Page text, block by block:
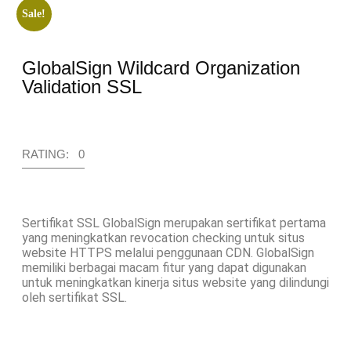
Sale!
GlobalSign Wildcard Organization
Validation SSL
RATING: 0
Sertifikat SSL GlobalSign merupakan sertifikat pertama
yang meningkatkan revocation checking untuk situs
website HTTPS melalui penggunaan CDN. GlobalSign
memiliki berbagai macam fitur yang dapat digunakan
untuk meningkatkan kinerja situs website yang dilindungi
oleh sertifikat SSL.